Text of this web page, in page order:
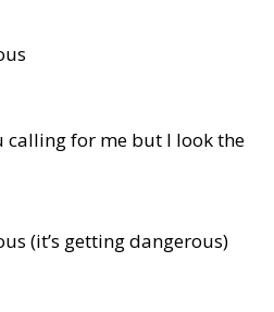
calling for me but I look the
(it’s getting dangerous)